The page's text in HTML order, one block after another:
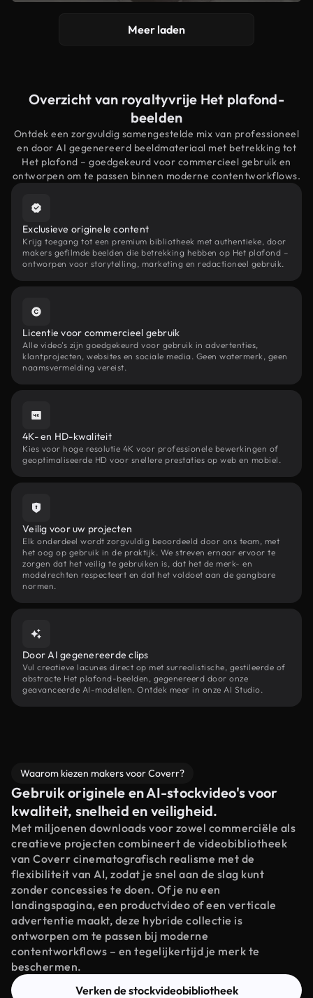
Meer laden
Overzicht van royaltyvrije Het plafond-
beelden
Ontdek een zorgvuldig samengestelde mix van professioneel
en door AI gegenereerd beeldmateriaal met betrekking tot
Het plafond – goedgekeurd voor commercieel gebruik en
ontworpen om te passen binnen moderne contentworkflows.
Exclusieve originele content
Krijg toegang tot een premium bibliotheek met authentieke, door
makers gefilmde beelden die betrekking hebben op Het plafond –
ontworpen voor storytelling, marketing en redactioneel gebruik.
Licentie voor commercieel gebruik
Alle video's zijn goedgekeurd voor gebruik in advertenties,
klantprojecten, websites en sociale media. Geen watermerk, geen
naamsvermelding vereist.
4K- en HD-kwaliteit
Kies voor hoge resolutie 4K voor professionele bewerkingen of
geoptimaliseerde HD voor snellere prestaties op web en mobiel.
Veilig voor uw projecten
Elk onderdeel wordt zorgvuldig beoordeeld door ons team, met
het oog op gebruik in de praktijk. We streven ernaar ervoor te
zorgen dat het veilig te gebruiken is, dat het de merk- en
modelrechten respecteert en dat het voldoet aan de gangbare
normen.
Door AI gegenereerde clips
Vul creatieve lacunes direct op met surrealistische, gestileerde of
abstracte Het plafond-beelden, gegenereerd door onze
geavanceerde AI-modellen. Ontdek meer in onze AI Studio.
Waarom kiezen makers voor Coverr?
Gebruik originele en AI-stockvideo's voor
kwaliteit, snelheid en veiligheid.
Met miljoenen downloads voor zowel commerciële als
creatieve projecten combineert de videobibliotheek
van Coverr cinematografisch realisme met de
flexibiliteit van AI, zodat je snel aan de slag kunt
zonder concessies te doen. Of je nu een
landingspagina, een productvideo of een verticale
advertentie maakt, deze hybride collectie is
ontworpen om te passen bij moderne
contentworkflows – en tegelijkertijd je merk te
beschermen.
Verken de stockvideobibliotheek